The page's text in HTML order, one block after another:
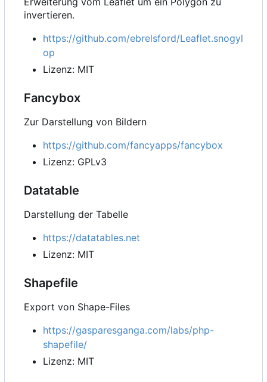
invertieren.
https://github.com/ebrelsford/Leaflet.snogyl
op
Lizenz: MIT
Fancybox
Zur Darstellung von Bildern
https://github.com/fancyapps/fancybox
Lizenz: GPLv3
Datatable
Darstellung der Tabelle
https://datatables.net
Lizenz: MIT
Shapefile
Export von Shape-Files
https://gasparesganga.com/labs/php-
shapefile/
Lizenz: MIT